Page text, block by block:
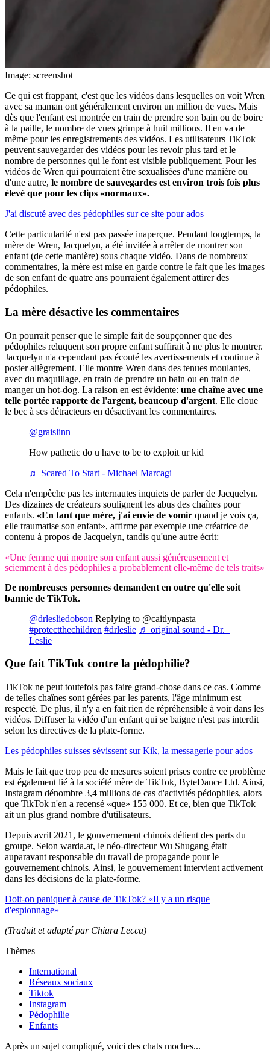
Image: screenshot
Ce qui est frappant, c'est que les vidéos dans lesquelles on voit Wren
avec sa maman ont généralement environ un million de vues. Mais
dès que l'enfant est montrée en train de prendre son bain ou de boire
à la paille, le nombre de vues grimpe à huit millions. Il en va de
même pour les enregistrements des vidéos. Les utilisateurs TikTok
peuvent sauvegarder des vidéos pour les revoir plus tard et le
nombre de personnes qui le font est visible publiquement. Pour les
vidéos de Wren qui pourraient être sexualisées d'une manière ou
d'une autre, le nombre de sauvegardes est environ trois fois plus
élevé que pour les clips «normaux».
J'ai discuté avec des pédophiles sur ce site pour ados
Cette particularité n'est pas passée inaperçue. Pendant longtemps, la
mère de Wren, Jacquelyn, a été invitée à arrêter de montrer son
enfant (de cette manière) sous chaque vidéo. Dans de nombreux
commentaires, la mère est mise en garde contre le fait que les images
de son enfant de quatre ans pourraient également attirer des
pédophiles.
La mère désactive les commentaires
On pourrait penser que le simple fait de soupçonner que des
pédophiles reluquent son propre enfant suffirait à ne plus le montrer.
Jacquelyn n'a cependant pas écouté les avertissements et continue à
poster allègrement. Elle montre Wren dans des tenues moulantes,
avec du maquillage, en train de prendre un bain ou en train de
manger un hot-dog. La raison en est évidente: une chaîne avec une
telle portée rapporte de l'argent, beaucoup d'argent. Elle cloue
le bec à ses détracteurs en désactivant les commentaires.
@graislinn
How pathetic do u have to be to exploit ur kid
♬ Scared To Start - Michael Marcagi
Cela n'empêche pas les internautes inquiets de parler de Jacquelyn.
Des dizaines de créateurs soulignent les abus des chaînes pour
enfants. «En tant que mère, j'ai envie de vomir quand je vois ça,
elle traumatise son enfant», affirme par exemple une créatrice de
contenu à propos de Jacquelyn, tandis qu'une autre écrit:
«Une femme qui montre son enfant aussi généreusement et
sciemment à des pédophiles a probablement elle-même de tels traits»
De nombreuses personnes demandent en outre qu'elle soit
bannie de TikTok.
@drlesliedobson Replying to @caitlynpasta
#protectthechildren #drleslie ♬ original sound - Dr.
Leslie
Que fait TikTok contre la pédophilie?
TikTok ne peut toutefois pas faire grand-chose dans ce cas. Comme
de telles chaînes sont gérées par les parents, l'âge minimum est
respecté. De plus, il n'y a en fait rien de répréhensible à voir dans les
vidéos. Diffuser la vidéo d'un enfant qui se baigne n'est pas interdit
selon les directives de la plate-forme.
Les pédophiles suisses sévissent sur Kik, la messagerie pour ados
Mais le fait que trop peu de mesures soient prises contre ce problème
est également lié à la société mère de TikTok, ByteDance Ltd. Ainsi,
Instagram dénombre 3,4 millions de cas d'activités pédophiles, alors
que TikTok n'en a recensé «que» 155 000. Et ce, bien que TikTok
ait un plus grand nombre d'utilisateurs.
Depuis avril 2021, le gouvernement chinois détient des parts du
groupe. Selon warda.at, le néo-directeur Wu Shugang était
auparavant responsable du travail de propagande pour le
gouvernement chinois. Ainsi, le gouvernement intervient activement
dans les décisions de la plate-forme.
Doit-on paniquer à cause de TikTok? «Il y a un risque
d'espionnage»
(Traduit et adapté par Chiara Lecca)
Thèmes
International
Réseaux sociaux
Tiktok
Instagram
Pédophilie
Enfants
Après un sujet compliqué, voici des chats moches...